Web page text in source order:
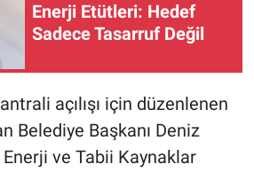
Enerji Etütleri: Hedef
Sadece Tasarruf Değil
açılışı için düzenlenen
Belediye Başkanı Deniz
ve Tabii Kaynaklar